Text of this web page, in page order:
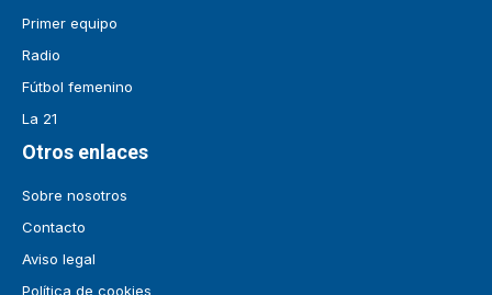
Primer equipo
Radio
Fútbol femenino
La 21
Otros enlaces
Sobre nosotros
Contacto
Aviso legal
Política de cookies